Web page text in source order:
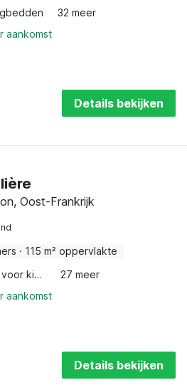
32 meer
aankomst
Details bekijken
Oost-Frankrijk
· 115 m² oppervlakte
Leuk voor kinderen
27 meer
aankomst
Details bekijken